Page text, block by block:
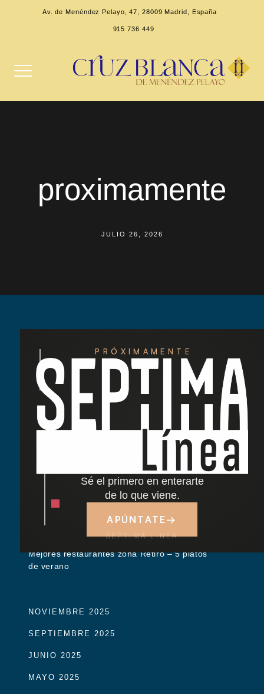
Av. de Menéndez Pelayo, 47, 28009 Madrid, España
915 736 449
proximamente
JULIO 26, 2026
PRÓXIMAMENTE
Sé el primero en enterarte
de lo que viene.
APÚNTATE→
SÉPTIMA LÍNEA
Redescubre las tardes del Retiro: nuestra
nueva carta de cócteles ha llegado
Cocido madrileño: tradición y sabor junto al
Dónde comer cerca del Parque del Retiro en
Madrid
Tapas y terraza junto al Retiro
Mejores restaurantes zona Retiro – 5 platos
de verano
NOVIEMBRE 2025
SEPTIEMBRE 2025
JUNIO 2025
MAYO 2025